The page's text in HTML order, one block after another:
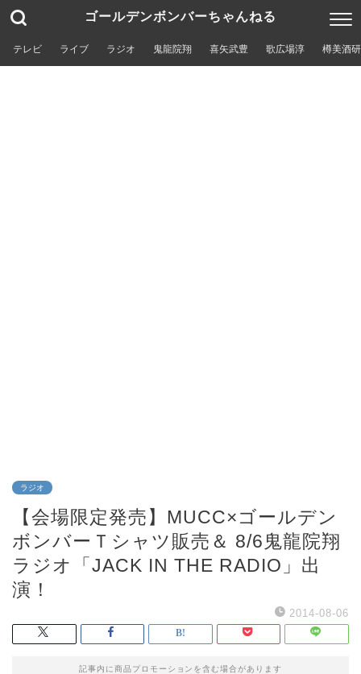
ゴールデンボンバーちゃんねる
テレビ ライブ ラジオ 鬼龍院翔 喜矢武豊 歌広場淳 樽美酒
ラジオ
【会場限定発売】MUCC×ゴールデン
ボンバーＴシャツ販売＆ 8/6鬼龍院翔
ラジオ「JACK IN THE RADIO」出
演！
2014-08-06
記事内に商品プロモーションを含む場合があります